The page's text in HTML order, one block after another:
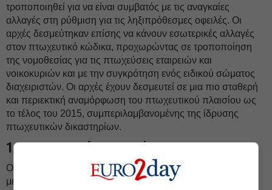
τροποποιηθεί για να είναι συμβατός με τις αναγκαίες
αλλαγές στη ρύθμιση για τις ληξιπρόθεσμες οφειλές. Οι
αρχές δεσμεύτηκαν επίσης να κάνουν εσωτερικές αλλαγές
στον πτωχευτικό κώδικα, προχωρώντας σε τροποποίηση
της νομοθεσίας για τις πτωχεύσεις εταιρειών και
νοικοκυριών και με την συγκρότηση ενός ειδικού σώματος
διαχειριστών. Οι αρχές έχουν δεσμευτεί σε μια πιο σταθερή
και περιεκτική αναμόρφωση του πτωχευτικού πλαισίου ως
το τέλος του 2015, συμπεριλαμβανομένης της ίδρυσης
πτωχευτικών δικαστηρίων.
11. Δικαστική μεταρρύθμιση
Οι αρχές έχουν δεσμευτεί στην προώθηση μιας μεγάλης
μεταρρύθμισης του κώδικα πολιτικής δικονομίας.